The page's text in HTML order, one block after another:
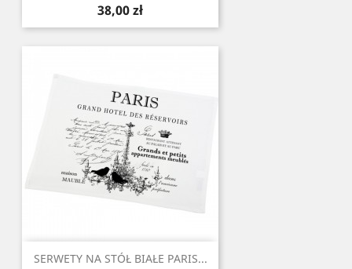
Cena
38,00 zł
SERWETY NA STÓŁ BIAŁE PARIS...